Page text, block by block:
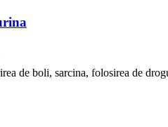
de boli, sarcina, folosirea de